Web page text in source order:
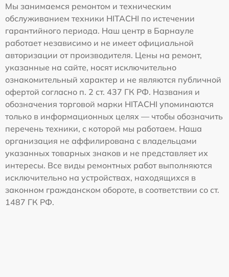
Мы занимаемся ремонтом и техническим
обслуживанием техники HITACHI по истечении
гарантийного периода. Наш центр в Барнауле
работает независимо и не имеет официальной
авторизации от производителя. Цены на ремонт,
указанные на сайте, носят исключительно
ознакомительный характер и не являются публичной
офертой согласно п. 2 ст. 437 ГК РФ. Названия и
обозначения торговой марки HITACHI упоминаются
только в информационных целях — чтобы обозначить
перечень техники, с которой мы работаем. Наша
организация не аффилирована с владельцами
указанных товарных знаков и не представляет их
интересы. Все виды ремонтных работ выполняются
исключительно на устройствах, находящихся в
законном гражданском обороте, в соответствии со ст.
1487 ГК РФ.